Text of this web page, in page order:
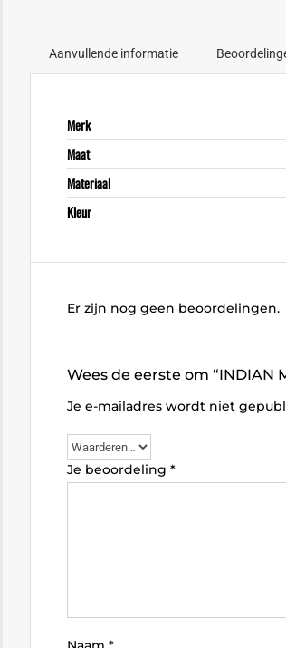
Aanvullende informatie
Merk
Maat
Materiaal
Kleur
Er zijn nog geen beoordelingen.
Wees de eerste om “INDIAN
Je e-mailadres wordt niet
Je beoordeling *